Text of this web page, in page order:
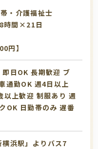
・介護福祉士
時間×21日
円】
即日OK 長期歓迎 ブ
通勤OK 週4日以上
以上歓迎 制服あり 週
OK 日勤帯のみ 遅番
横浜駅」よりバス7